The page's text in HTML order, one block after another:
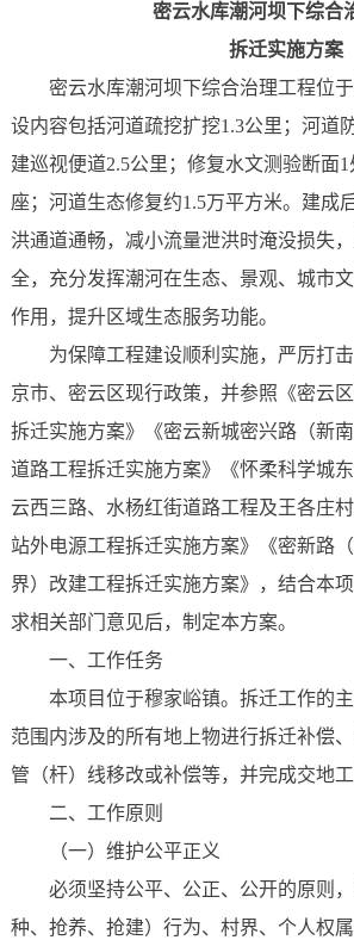
密云水库潮河坝下综合
拆迁实施方案
密云水库潮河坝下综合治理工程位
设内容包括河道疏挖扩挖1.3公里；河道
建巡视便道2.5公里；修复水文测验断面1
座；河道生态修复约1.5万平方米。建成
洪通道通畅，减小流量泄洪时淹没损失
全，充分发挥潮河在生态、景观、城市
作用，提升区域生态服务功能。
为保障工程建设顺利实施，严厉打
京市、密云区现行政策，并参照《密云
拆迁实施方案》《密云新城密兴路（新
道路工程拆迁实施方案》《怀柔科学城东
云西三路、水杨红街道路工程及王各庄
站外电源工程拆迁实施方案》《密新路
界）改建工程拆迁实施方案》，结合本
求相关部门意见后，制定本方案。
一、工作任务
本项目位于穆家峪镇。拆迁工作的
范围内涉及的所有地上物进行拆迁补偿
管（杆）线移改或补偿等，并完成交地工
二、工作原则
（一）维护公平正义
必须坚持公平、公正、公开的原则
种、抢养、抢建）行为、村界、个人权